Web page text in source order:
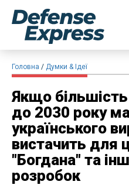
Головна Думки & Ідеї
Якщо
до 2030 року
українського
вистачить для
"Богдана" та
розробок